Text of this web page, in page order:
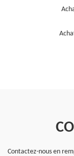
Contactez-nous en